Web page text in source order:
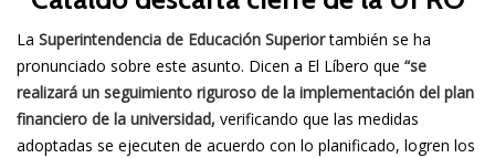
La Superintendencia de Educación Superiortambién se ha
pronunciado sobre este asunto. Dicen a El Líbero que “se
realizará un seguimiento riguroso de la implementación del plan
financiero de la universidad, verificando que las medidas
adoptadas se ejecuten de acuerdo con lo planificado, logren los